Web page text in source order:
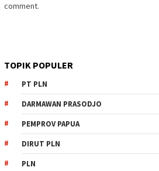
comment.
TOPIK POPULER
PT PLN
DARMAWAN PRASODJO
PEMPROV PAPUA
DIRUT PLN
PLN